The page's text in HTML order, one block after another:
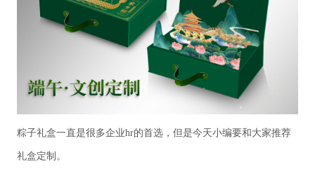
粽子礼盒一直是很多企业hr的首选，但是今天小编要和大家推荐
礼盒定制。